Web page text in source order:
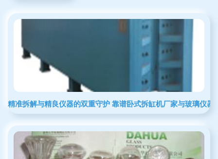
精准拆解与精良仪器的双重守护 靠谱卧式拆缸机厂家与玻璃仪器